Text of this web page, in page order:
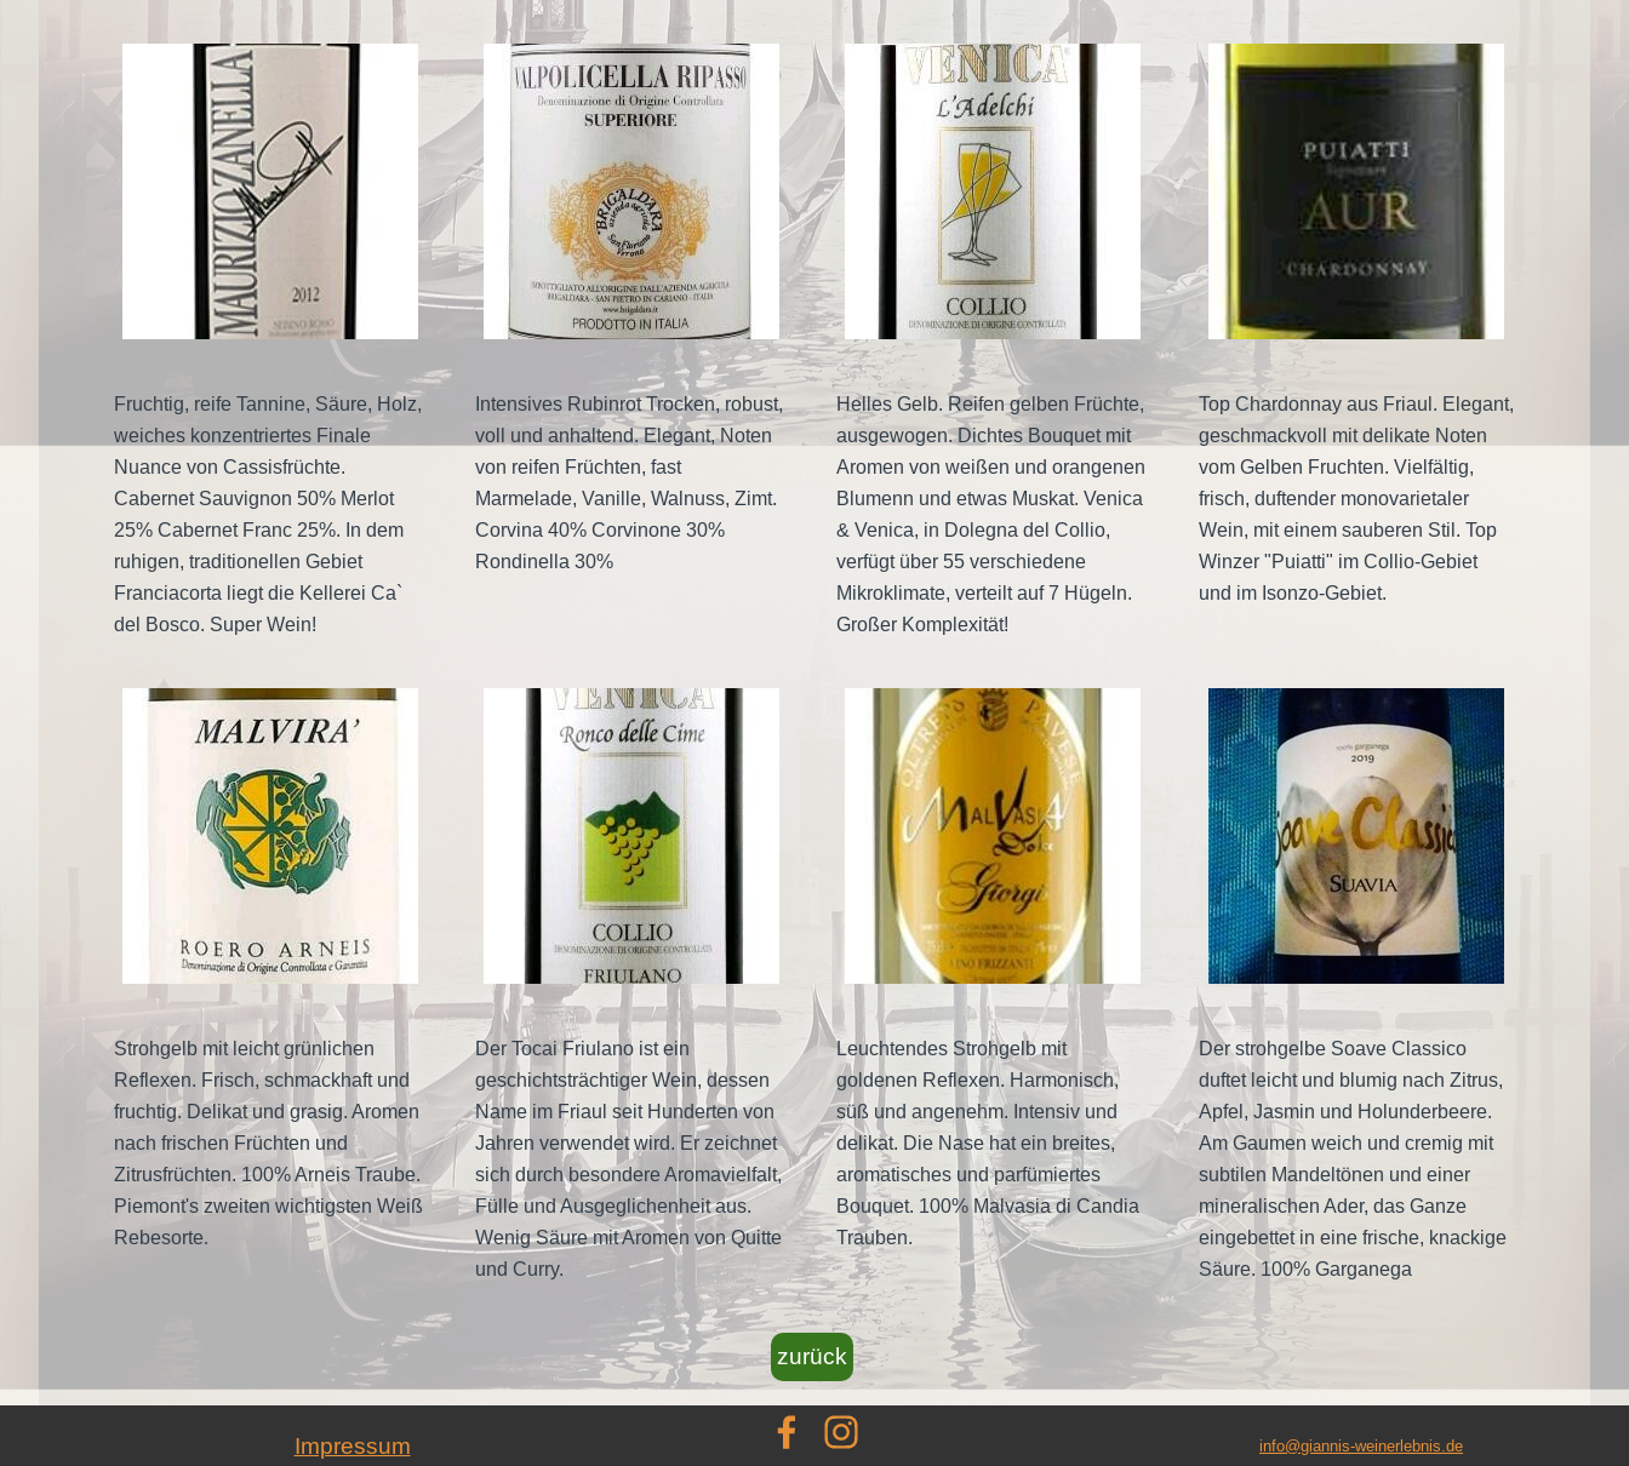
Fruchtig, reife Tannine, Säure, Holz,
weiches konzentriertes Finale
Nuance von Cassisfrüchte.
Cabernet Sauvignon 50% Merlot
25% Cabernet Franc 25%. In dem
ruhigen, traditionellen Gebiet
Franciacorta liegt die Kellerei Ca`
del Bosco. Super Wein!
Intensives Rubinrot Trocken, robust,
voll und anhaltend. Elegant, Noten
von reifen Früchten, fast
Marmelade, Vanille, Walnuss, Zimt.
Corvina 40% Corvinone 30%
Rondinella 30%
Helles Gelb. Reifen gelben Früchte,
ausgewogen. Dichtes Bouquet mit
Aromen von weißen und orangenen
Blumenn und etwas Muskat. Venica
& Venica, in Dolegna del Collio,
verfügt über 55 verschiedene
Mikroklimate, verteilt auf 7 Hügeln.
Großer Komplexität!
Top Chardonnay aus Friaul. Elegant,
geschmackvoll mit delikate Noten
vom Gelben Fruchten. Vielfältig,
frisch, duftender monovarietaler
Wein, mit einem sauberen Stil. Top
Winzer "Puiatti" im Collio-Gebiet
und im Isonzo-Gebiet.
Strohgelb mit leicht grünlichen
Reflexen. Frisch, schmackhaft und
fruchtig. Delikat und grasig. Aromen
nach frischen Früchten und
Zitrusfrüchten. 100% Arneis Traube.
Piemont's zweiten wichtigsten Weiß
Rebesorte.
Der Tocai Friulano ist ein
geschichtsträchtiger Wein, dessen
Name im Friaul seit Hunderten von
Jahren verwendet wird. Er zeichnet
sich durch besondere Aromavielfalt,
Fülle und Ausgeglichenheit aus.
Wenig Säure mit Aromen von Quitte
und Curry.
Leuchtendes Strohgelb mit
goldenen Reflexen. Harmonisch,
süß und angenehm. Intensiv und
delikat. Die Nase hat ein breites,
aromatisches und parfümiertes
Bouquet. 100% Malvasia di Candia
Trauben.
Der strohgelbe Soave Classico
duftet leicht und blumig nach Zitrus,
Apfel, Jasmin und Holunderbeere.
Am Gaumen weich und cremig mit
subtilen Mandeltönen und einer
mineralischen Ader, das Ganze
eingebettet in eine frische, knackige
Säure. 100% Garganega
zurück
Impressum info@giannis-weinerlebnis.de